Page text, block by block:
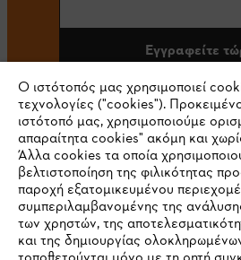
Εγγραφείτε
Ο ιστότοπός μας χρησιμοποιεί
τεχνολογίες ("cookies").
ιστότοπό μας, χρησιμοποιούμε
απαραίτητα cookies" ακόμη και
Άλλα cookies τα οποία
βελτιστοποίηση της φιλικότητας
παροχή εξατομικευμένου
συμπεριλαμβανομένης της
των χρηστών, της
και της δημιουργίας